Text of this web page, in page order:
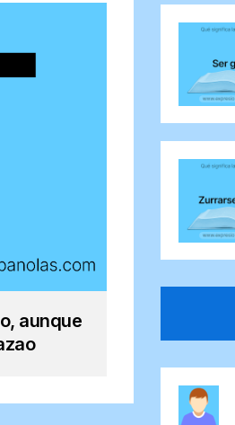
aunque